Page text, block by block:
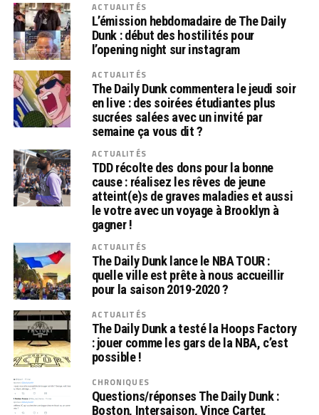
ACTUALITÉS
L’émission hebdomadaire de The Daily
Dunk : début des hostilités pour
l’opening night sur instagram
ACTUALITÉS
The Daily Dunk commentera le jeudi soir
en live : des soirées étudiantes plus
sucrées salées avec un invité par
semaine ça vous dit ?
ACTUALITÉS
TDD récolte des dons pour la bonne
cause : réalisez les rêves de jeune
atteint(e)s de graves maladies et aussi
le votre avec un voyage à Brooklyn à
gagner !
ACTUALITÉS
The Daily Dunk lance le NBA TOUR :
quelle ville est prête à nous accueillir
pour la saison 2019-2020 ?
ACTUALITÉS
The Daily Dunk a testé la Hoops Factory
: jouer comme les gars de la NBA, c’est
possible !
CHRONIQUES
Questions/réponses The Daily Dunk :
Boston, Intersaison, Vince Carter,